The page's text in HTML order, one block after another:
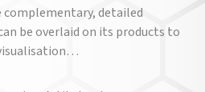
detailed
be overlaid on its products to